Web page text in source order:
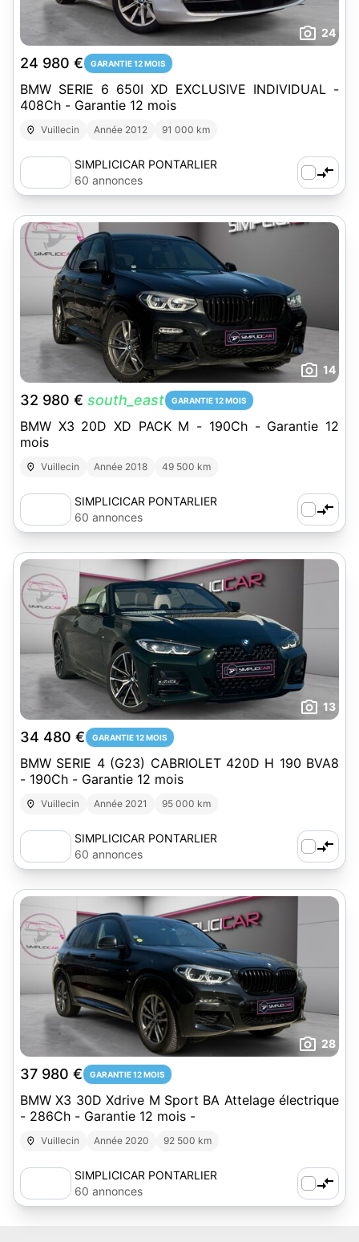
24
24 980 € GARANTIE 12 MOIS
BMW SERIE 6 650I XD EXCLUSIVE INDIVIDUAL -
408Ch - Garantie 12 mois
Vuillecin Année 2012 91 000 km
SIMPLICICAR PONTARLIER
60 annonces
14
32 980 € south_east GARANTIE 12 MOIS
BMW X3 20D XD PACK M - 190Ch - Garantie 12
mois
Vuillecin Année 2018 49 500 km
SIMPLICICAR PONTARLIER
60 annonces
13
34 480 € GARANTIE 12 MOIS
BMW SERIE 4 (G23) CABRIOLET 420D H 190 BVA8
- 190Ch - Garantie 12 mois
Vuillecin Année 2021 95 000 km
SIMPLICICAR PONTARLIER
60 annonces
28
37 980 € GARANTIE 12 MOIS
BMW X3 30D Xdrive M Sport BA Attelage électrique
- 286Ch - Garantie 12 mois -
Vuillecin Année 2020 92 500 km
SIMPLICICAR PONTARLIER
60 annonces